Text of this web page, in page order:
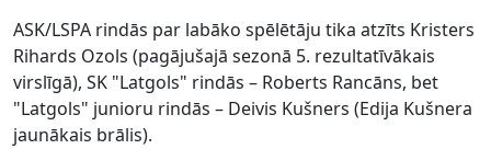
ASK/LSPA rindās par labāko spēlētāju tika atzīts Kristers
Rihards Ozols (pagājušajā sezonā 5. rezultatīvākais
virslīgā), SK "Latgols" rindās – Roberts Rancāns, bet
"Latgols" junioru rindās – Deivis Kušners (Edija Kušnera
jaunākais brālis).